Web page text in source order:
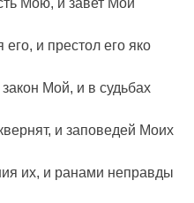
Мою, и завет Мой
и престол eго яко
Мой, и в судьбах
и заповедей Моих
их, и ранами неправды